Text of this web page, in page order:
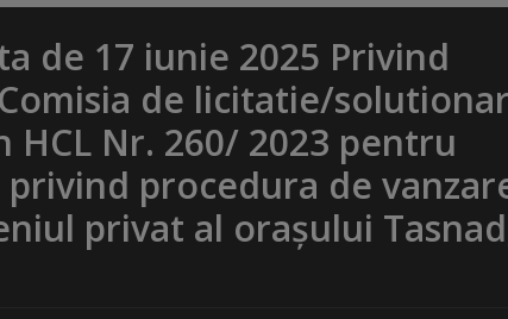
de 17 iunie 2025 Privind
de licitatie/
Nr. 260/ 2023 pentru
procedura de
privat al oraşului